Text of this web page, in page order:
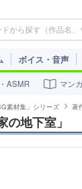
ボイス・音声
ASMR マン
素材集」シリーズ 著
地下室」